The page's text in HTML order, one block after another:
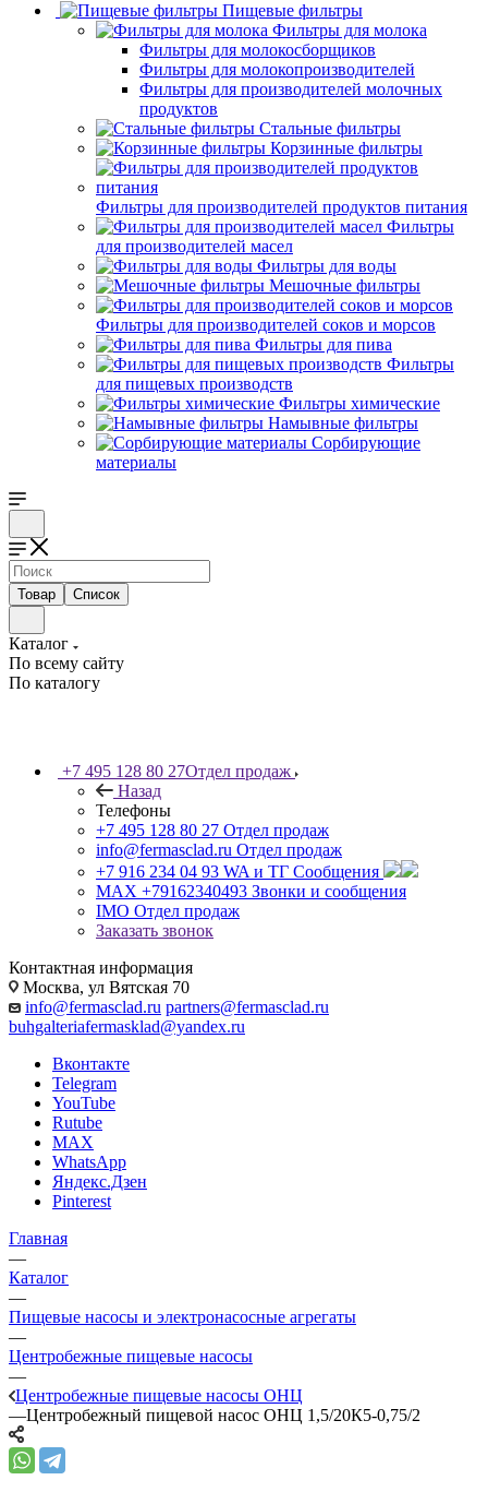
Пищевые фильтры
Фильтры для молока
Фильтры для молокосборщиков
Фильтры для молокопроизводителей
Фильтры для производителей молочных
продуктов
Стальные фильтры
Корзинные фильтры
Фильтры для производителей продуктов питания
Фильтры
для производителей масел
Фильтры для воды
Мешочные фильтры
Фильтры для производителей соков и морсов
Фильтры для пива
Фильтры
для пищевых производств
Фильтры химические
Намывные фильтры
Сорбирующие
материалы
Товар Список
Каталог
По всему сайту
По каталогу
+7 495 128 80 27Отдел продаж
Назад
Телефоны
+7 495 128 80 27 Отдел продаж
info@fermasclad.ru Отдел продаж
+7 916 234 04 93 WA и ТГ Сообщения
MAX +79162340493 Звонки и сообщения
IMO Отдел продаж
Заказать звонок
Контактная информация
Москва, ул Вятская 70
info@fermasclad.ru partners@fermasclad.ru
buhgalteriafermasklad@yandex.ru
Вконтакте
Telegram
YouTube
Rutube
MAX
WhatsApp
Яндекс.Дзен
Pinterest
Главная
—
Каталог
—
Пищевые насосы и электронасосные агрегаты
—
Центробежные пищевые насосы
—
Центробежные пищевые насосы ОНЦ
—Центробежный пищевой насос ОНЦ 1,5/20К5-0,75/2